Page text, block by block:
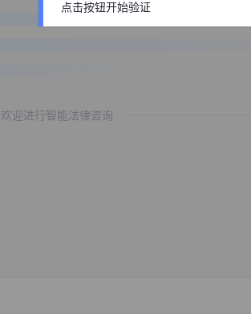
欢迎进行智能法律咨询
点击按钮开始验证